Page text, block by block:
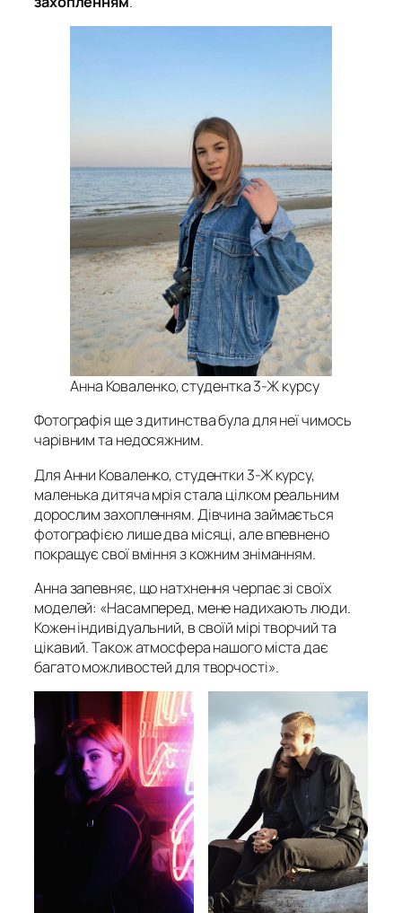
Анна Коваленко, студентка 3-Ж курсу
Фотографія ще з дитинства була для неї чимось
чарівним та недосяжним.
Для Анни Коваленко, студентки 3-Ж курсу,
маленька дитяча мрія стала цілком реальним
дорослим захопленням. Дівчина займається
фотографією лише два місяці, але впевнено
покращує свої вміння з кожним зніманням.
Анна запевняє, що натхнення черпає зі своїх
моделей: «Насамперед, мене надихають люди.
Кожен індивідуальний, в своїй мірі творчий та
цікавий. Також атмосфера нашого міста дає
багато можливостей для творчості».